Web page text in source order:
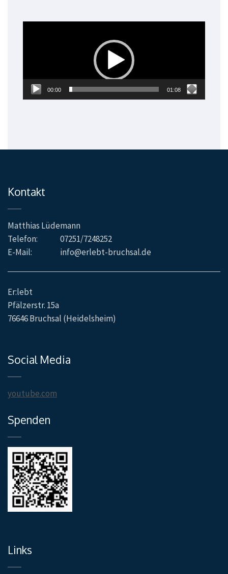
00:00 01:08
Kontakt
Matthias Lüdemann
Telefon:
07251/7248252
E-Mail:
info@erlebt-bruchsal.de
Er:lebt
Pfälzerstr. 15a
76646 Bruchsal (Heidelsheim)
Social Media
youtube.com
Spenden
Links